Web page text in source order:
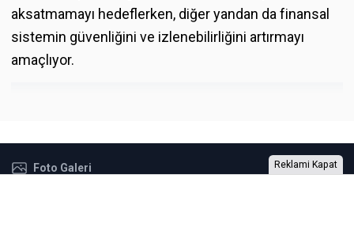
aksatmamayı hedeflerken, diğer yandan da finansal
sistemin güvenliğini ve izlenebilirliğini artırmayı
amaçlıyor.
Reklami Kapat
Foto Galeri